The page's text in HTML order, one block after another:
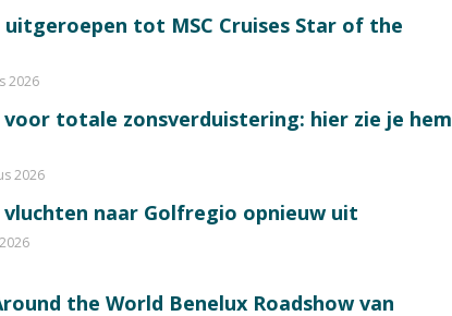
uitgeroepen tot MSC Cruises Star of the
2026
voor totale zonsverduistering: hier zie je hem
2026
naar Golfregio opnieuw uit
the World Benelux Roadshow van